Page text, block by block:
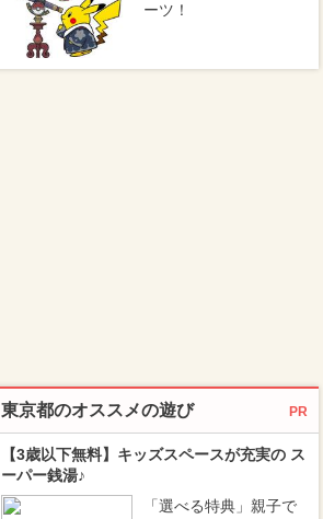
ーツ！
東京都のオススメの遊び PR
【3歳以下無料】キッズスペースが充実の ス
ーパー銭湯♪
「選べる特典」親子で